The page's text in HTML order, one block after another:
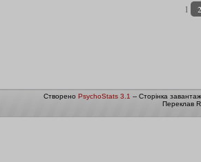
Створено PsychoStats 3.1 -- Сторінка
Переклав